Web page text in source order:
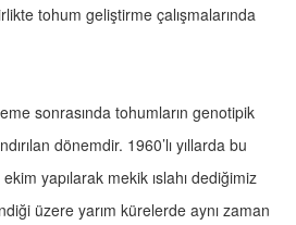
tohum geliştirme çalışmalarında
sonrasında tohumların genotipik
dönemdir. 1960’lı yıllarda bu
yapılarak mekik ıslahı dediğimiz
üzere yarım kürelerde aynı zaman